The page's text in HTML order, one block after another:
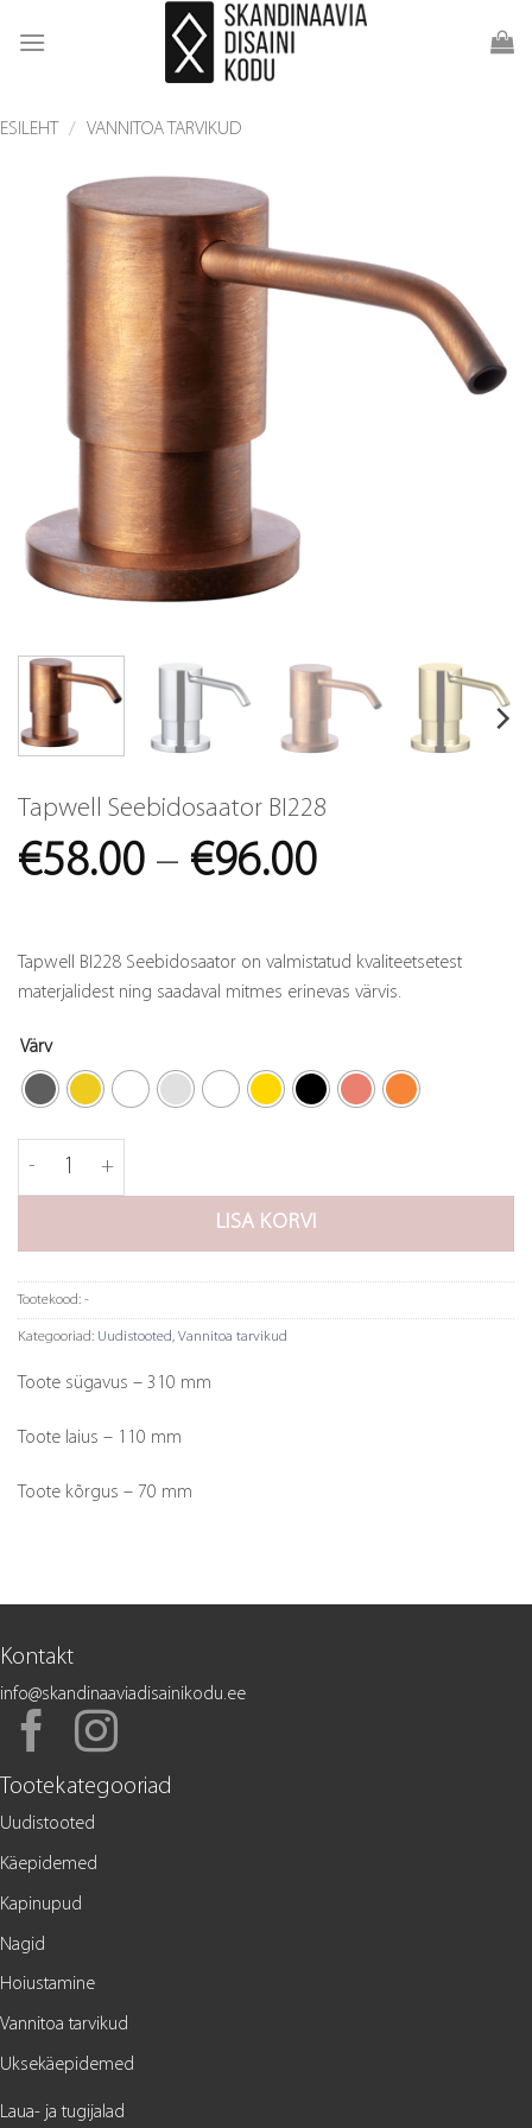
ESILEHT / VANNITOA TARVIKUD
Tapwell Seebidosaator BI228
€58.00 – €96.00Price
€58.00
through
Tapwell BI228 Seebidosaator on valmistatud kvaliteetsetest
materjalidest ning saadaval mitmes erinevas värvis.
Värv
Tapwell Seebidosaator BI228 kogus
LISA KORVI
Tootekood: -
Kategooriad: Uudistooted, Vannitoa tarvikud
Toote sügavus – 310 mm
Toote laius – 110 mm
Toote kõrgus – 70 mm
Kontakt
info@skandinaaviadisainikodu.ee
Tootekategooriad
Uudistooted
Käepidemed
Kapinupud
Nagid
Hoiustamine
Vannitoa tarvikud
Uksekäepidemed
Laua- ja tugijalad